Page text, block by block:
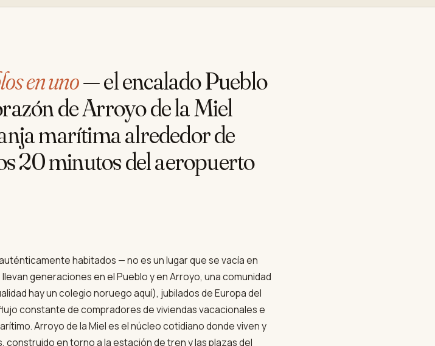
en uno— el encalado Pueblo
de Arroyo de la Miel
marítima alrededor de
20 minutos del aeropuerto
habitados — no es un lugar que se vacía en
generaciones en el Pueblo y en Arroyo, una comunidad
hay un colegio noruego aquí), jubilados de Europa del
constante de compradores de viviendas vacacionales e
Arroyo de la Miel es el núcleo cotidiano donde viven y
en torno a la estación de tren y las plazas del